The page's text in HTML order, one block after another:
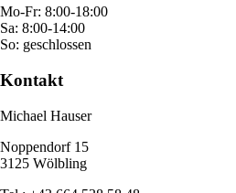
Mo-Fr: 8:00-18:00
Sa: 8:00-14:00
So: geschlossen
Kontakt
Michael Hauser
Noppendorf 15
3125 Wölbling